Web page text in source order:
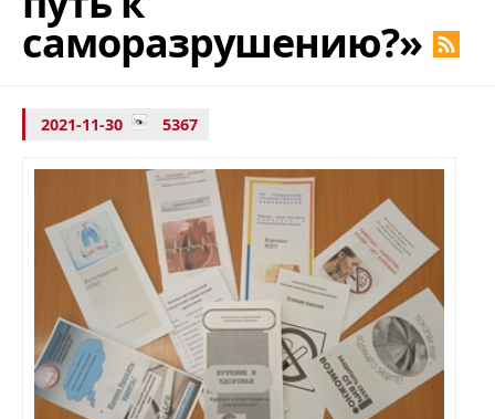
саморазрушению?»
2021-11-30 5367